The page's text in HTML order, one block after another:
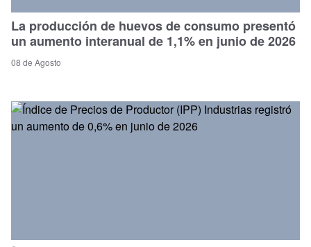
La producción de huevos de consumo presentó
un aumento interanual de 1,1% en junio de 2026
08 de Agosto